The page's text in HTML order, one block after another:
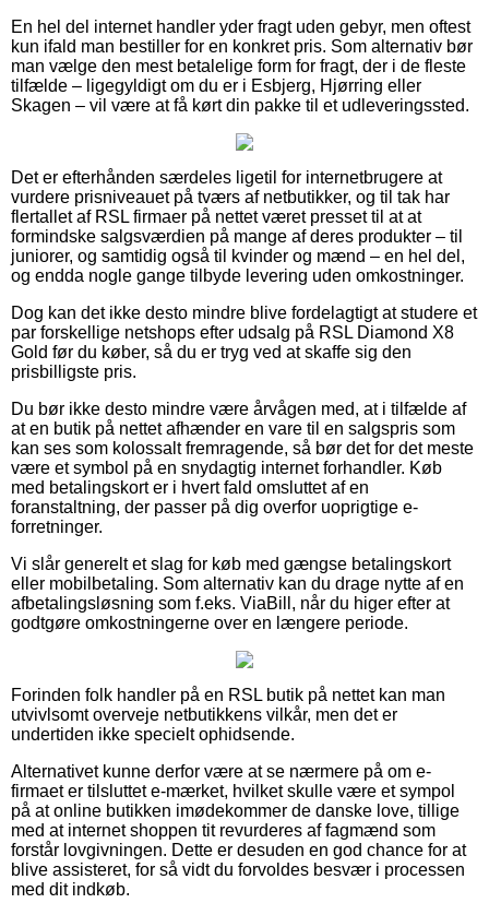
En hel del internet handler yder fragt uden gebyr, men oftest
kun ifald man bestiller for en konkret pris. Som alternativ bør
man vælge den mest betalelige form for fragt, der i de fleste
tilfælde – ligegyldigt om du er i Esbjerg, Hjørring eller
Skagen – vil være at få kørt din pakke til et udleveringssted.
Det er efterhånden særdeles ligetil for internetbrugere at
vurdere prisniveauet på tværs af netbutikker, og til tak har
flertallet af RSL firmaer på nettet været presset til at at
formindske salgsværdien på mange af deres produkter – til
juniorer, og samtidig også til kvinder og mænd – en hel del,
og endda nogle gange tilbyde levering uden omkostninger.
Dog kan det ikke desto mindre blive fordelagtigt at studere et
par forskellige netshops efter udsalg på RSL Diamond X8
Gold før du køber, så du er tryg ved at skaffe sig den
prisbilligste pris.
Du bør ikke desto mindre være årvågen med, at i tilfælde af
at en butik på nettet afhænder en vare til en salgspris som
kan ses som kolossalt fremragende, så bør det for det meste
være et symbol på en snydagtig internet forhandler. Køb
med betalingskort er i hvert fald omsluttet af en
foranstaltning, der passer på dig overfor uoprigtige e-
forretninger.
Vi slår generelt et slag for køb med gængse betalingskort
eller mobilbetaling. Som alternativ kan du drage nytte af en
afbetalingsløsning som f.eks. ViaBill, når du higer efter at
godtgøre omkostningerne over en længere periode.
Forinden folk handler på en RSL butik på nettet kan man
utvivlsomt overveje netbutikkens vilkår, men det er
undertiden ikke specielt ophidsende.
Alternativet kunne derfor være at se nærmere på om e-
firmaet er tilsluttet e-mærket, hvilket skulle være et sympol
på at online butikken imødekommer de danske love, tillige
med at internet shoppen tit revurderes af fagmænd som
forstår lovgivningen. Dette er desuden en god chance for at
blive assisteret, for så vidt du forvoldes besvær i processen
med dit indkøb.